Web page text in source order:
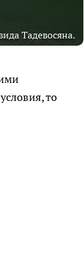
Тадевосяна.
то